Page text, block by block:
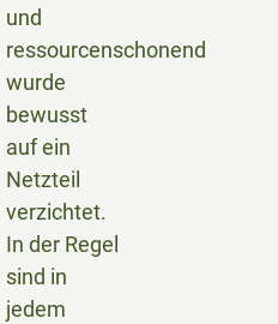
und
ressourcenschonend
wurde
bewusst
auf ein
Netzteil
verzichtet.
In der Regel
sind in
jedem